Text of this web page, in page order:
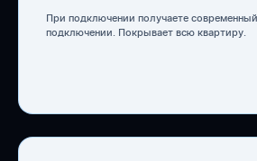
При подключении получаете
подключении. Покрывает всю квартиру.